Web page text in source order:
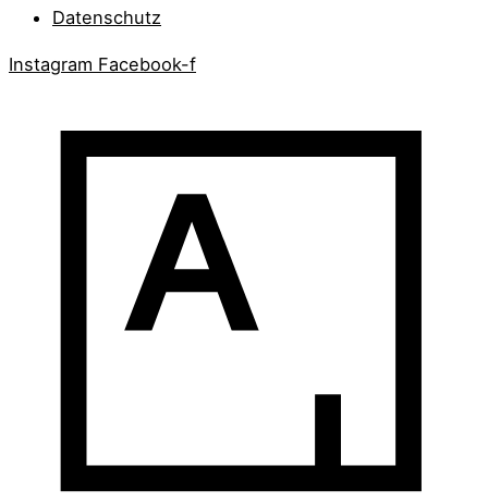
Datenschutz
Instagram Facebook-f